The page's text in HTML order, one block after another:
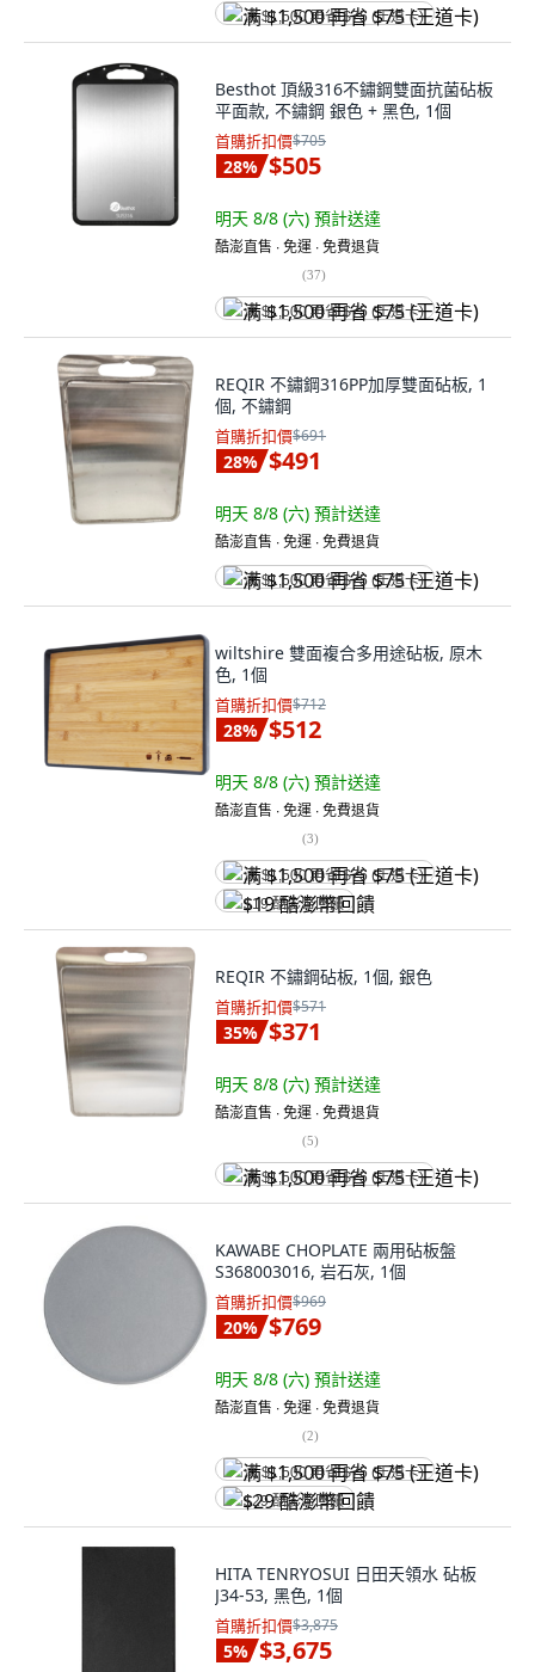
满 $1,500 再省 $75 (王道卡)
Besthot 頂級316不鏽鋼雙面抗菌砧板
平面款, 不鏽鋼 銀色 + 黑色, 1個
首購折扣價$705
28% $505
明天 8/8 (六) 預計送達
酷澎直售 ∙ 免運 ∙ 免費退貨
(37)
满 $1,500 再省 $75 (王道卡)
REQIR 不鏽鋼316PP加厚雙面砧板, 1
個, 不鏽鋼
首購折扣價$691
28% $491
明天 8/8 (六) 預計送達
酷澎直售 ∙ 免運 ∙ 免費退貨
满 $1,500 再省 $75 (王道卡)
wiltshire 雙面複合多用途砧板, 原木
色, 1個
首購折扣價$712
28% $512
明天 8/8 (六) 預計送達
酷澎直售 ∙ 免運 ∙ 免費退貨
(3)
满 $1,500 再省 $75 (王道卡)
$19 酷澎幣回饋
REQIR 不鏽鋼砧板, 1個, 銀色
首購折扣價$571
35% $371
明天 8/8 (六) 預計送達
酷澎直售 ∙ 免運 ∙ 免費退貨
(5)
满 $1,500 再省 $75 (王道卡)
KAWABE CHOPLATE 兩用砧板盤
S368003016, 岩石灰, 1個
首購折扣價$969
20% $769
明天 8/8 (六) 預計送達
酷澎直售 ∙ 免運 ∙ 免費退貨
(2)
满 $1,500 再省 $75 (王道卡)
$29 酷澎幣回饋
HITA TENRYOSUI 日田天領水 砧板
J34-53, 黑色, 1個
首購折扣價$3,875
5% $3,675